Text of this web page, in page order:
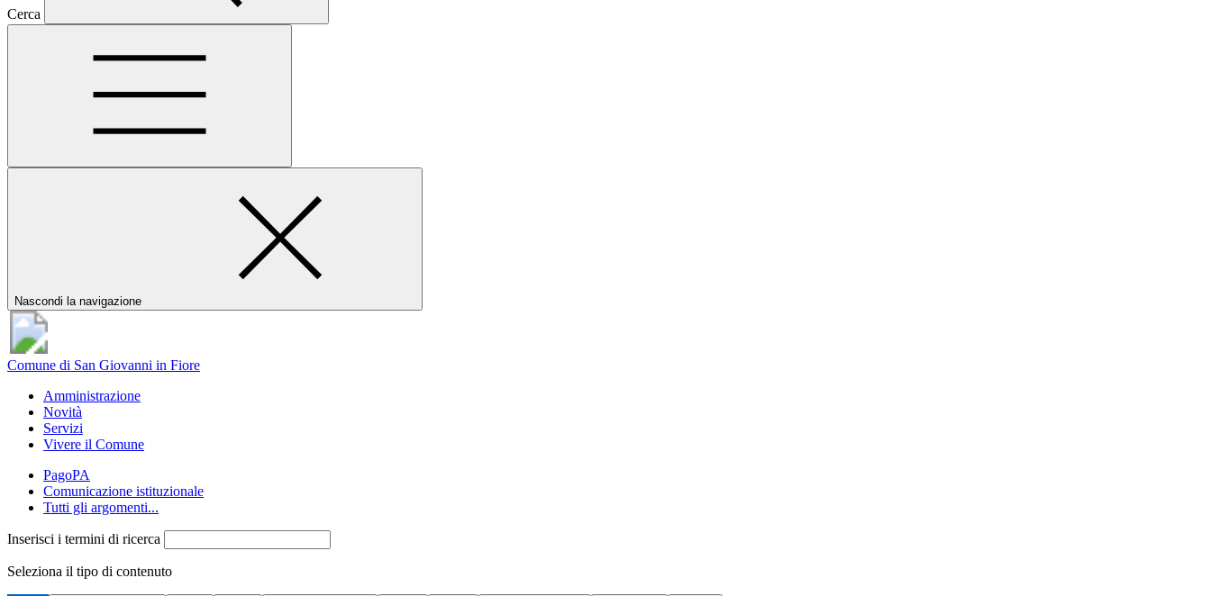
Cerca
Nascondi la navigazione
Comune di San Giovanni in Fiore
Amministrazione
Novità
Servizi
Vivere il Comune
PagoPA
Comunicazione istituzionale
Tutti gli argomenti...
Inserisci i termini di ricerca
Seleziona il tipo di contenuto